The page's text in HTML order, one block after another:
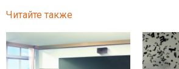
Читайте также